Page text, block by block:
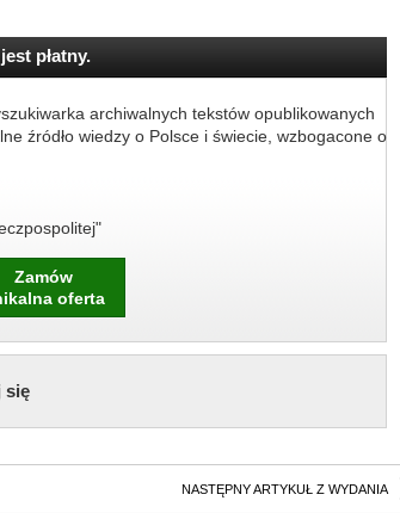
płatny.
archiwalnych tekstów opublikowanych
źródło wiedzy o Polsce i świecie, wzbogacone o
Zamów
oferta
się
NASTĘPNY ARTYKUŁ Z WYDANIA